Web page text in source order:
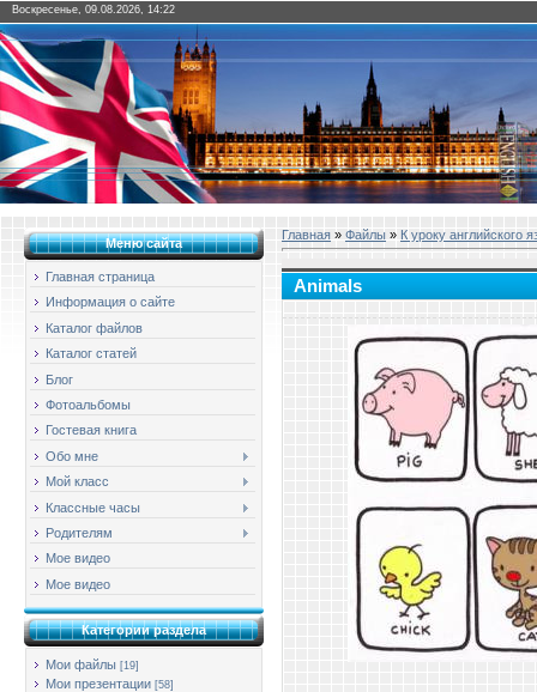
Воскресенье, 09.08.2026, 14:22
Меню сайта
Главная страница
Информация о сайте
Каталог файлов
Каталог статей
Блог
Фотоальбомы
Гостевая книга
Обо мне
Мой класс
Классные часы
Родителям
Мое видео
Мое видео
Категории раздела
Мои файлы [19]
Мои презентации [58]
Главная » Файлы » К уроку английского
Animals